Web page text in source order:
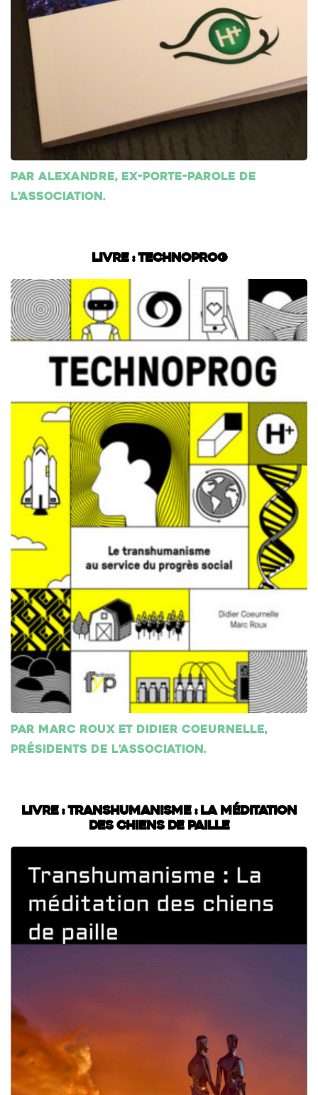
Par Alexandre, ex-porte-parole de
l’association.
Livre : Technoprog
Par Marc Roux et Didier Coeurnelle,
présidents de l’association.
Livre : Transhumanisme : La méditation
des chiens de paille